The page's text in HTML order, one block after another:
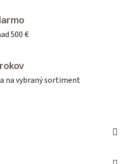
500 €
na vybraný sortiment